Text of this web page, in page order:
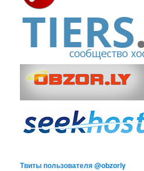
Твиты пользователя @obzorly